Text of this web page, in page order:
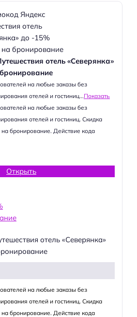
отель «Северянка»
на любые заказы без
отелей и гостиниц...Показать
на любые заказы без
отелей и гостиниц. Скидка
бронирование. Действие кода
Открыть
отель «Северянка»
на любые заказы без
отелей и гостиниц. Скидка
бронирование. Действие кода